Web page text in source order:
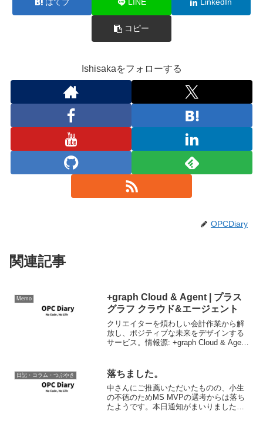
はてブ LINE LinkedIn
コピー
Ishisakaをフォローする
OPCDiary
関連記事
Memo
+graph Cloud & Agent | プラス
グラフ クラウド&エージェント
クリエイターを煩わしい会計作業から解
放し、ポジティブな未来をデザインする
サービス。情報源: +graph Cloud & Agent
ービスは面白いなと。
日記・コラム・つぶやき 落ちました。
中さんにご推薦いただいたものの、小生
の不徳のためMS MVPの選考からは落ち
たようです。本日通知がまいりました。